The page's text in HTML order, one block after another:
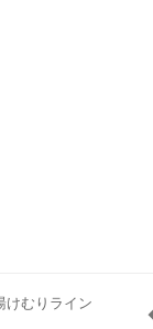
けむりライン